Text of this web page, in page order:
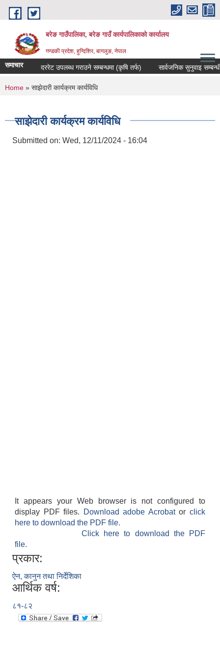
Skip to main content
बरेङ गाउँपालिका, बरेङ गाउँ कार्यपालिकाको कार्यालय
गण्डकी प्रदेश, हुग्दिशिर, बागलुङ, नेपाल
समाचार दररेट उपलब्ध गराउने सम्बन्धमा (कृषि तर्फ) सार्वजनिक सुनुवाइ सम्बन्धी
You are here
Home » साझेदारी कार्यक्रम कार्यविधि
साझेदारी कार्यक्रम कार्यविधि
Submitted on: Wed, 12/11/2024 - 16:04
It appears your Web browser is not configured to
display PDF files.
Download adobe Acrobatorclick
here to download the PDF file.
Click here to download the PDF
file.
प्रकार:
ऐन, कानुन तथा निर्देशिका
आर्थिक वर्ष:
८१-८२